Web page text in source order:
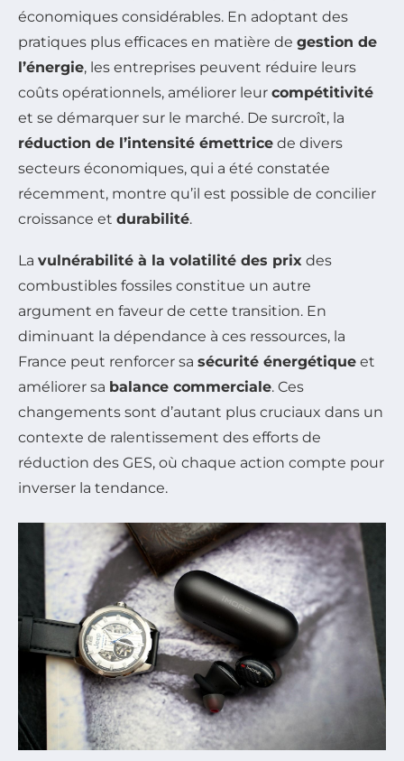
économiques considérables. En adoptant des
pratiques plus efficaces en matière de gestion de
l’énergie, les entreprises peuvent réduire leurs
coûts opérationnels, améliorer leur compétitivité
et se démarquer sur le marché. De surcroît, la
réduction de l’intensité émettrice de divers
secteurs économiques, qui a été constatée
récemment, montre qu’il est possible de concilier
croissance et durabilité.
La vulnérabilité à la volatilité des prix des
combustibles fossiles constitue un autre
argument en faveur de cette transition. En
diminuant la dépendance à ces ressources, la
France peut renforcer sa sécurité énergétique et
améliorer sa balance commerciale. Ces
changements sont d’autant plus cruciaux dans un
contexte de ralentissement des efforts de
réduction des GES, où chaque action compte pour
inverser la tendance.